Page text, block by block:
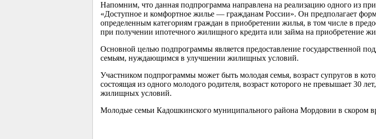
Напомним, что данная подпрограмма направлена на реализацию одного из
«Доступное и комфортное жилье — гражданам России». Он предполагает
определенным категориям граждан в приобретении жилья, в том числе в
при получении ипотечного жилищного кредита или займа на приобретение
Основной целью подпрограммы является предоставление государственной
семьям, нуждающимся в улучшении жилищных условий.
Участником подпрограммы может быть молодая семья, возраст супругов в
состоящая из одного молодого родителя, возраст которого не превышает 30
жилищных условий.
Молодые семьи Кадошкинского муниципального района Мордовии в скором